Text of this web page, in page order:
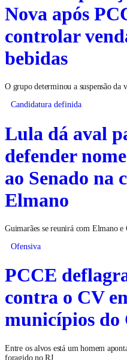
Nova após
controlar
bebidas
O grupo determinou a suspensão da
Candidatura definida
Lula dá aval
defender
ao Senado na
Elmano
Guimarães se reunirá com Elmano e
Ofensiva
PCCE
contra o CV
municípios do
Entre os alvos está um homem
foragido no RJ